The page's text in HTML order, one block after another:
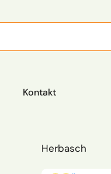
Kontakt
Herbasch